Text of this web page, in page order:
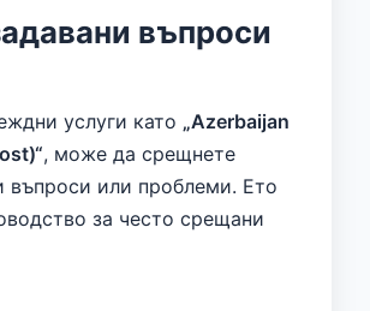
въпроси
услуги като „Azerbaijan
, може да срещнете
въпроси или проблеми. Ето
за често срещани